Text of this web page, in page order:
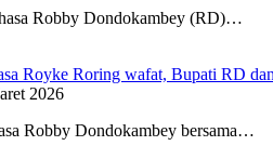
Robby Dondokambey (RD)…
Royke Roring wafat, Bupati RD
2026
Robby Dondokambey bersama…